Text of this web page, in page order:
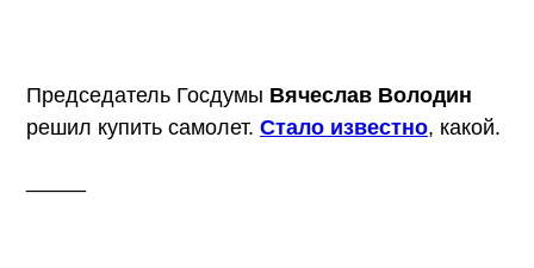
Председатель Госдумы Вячеслав Володин
решил купить самолет. Стало известно, какой.